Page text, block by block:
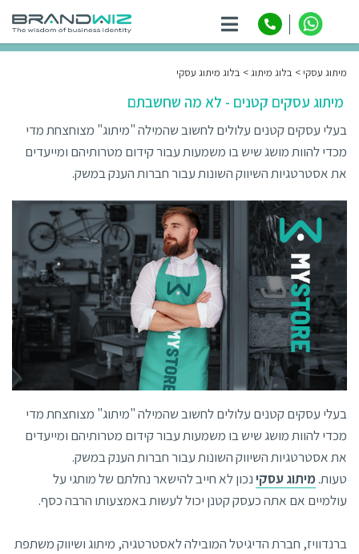
מיתוג עסקי בלוג מיתוג בלוג מיתוג עסקי
מיתוג עסקים קטנים - לא מה שחשבתם
בעלי עסקים קטנים עלולים לחשוב שהמילה "מיתוג" מצוחצחת מדי
מכדי להוות מושג שיש בו משמעות עבור קידום מטרותיהם ומייעדים
את אסטרטגיות השיווק השונות עבור חברות הענק במשק.
בעלי עסקים קטנים עלולים לחשוב שהמילה "מיתוג" מצוחצחת מדי
מכדי להוות מושג שיש בו משמעות עבור קידום מטרותיהם ומייעדים
את אסטרטגיות השיווק השונות עבור חברות הענק במשק.
טעות.מיתוג עסקינכון לא חייב להישאר נחלתם של מותגי על
עולמיים אם אתה כעסק קטנן יכול לעשות באמצעותו הרבה כסף.
ברנדוויז, חברת הדיגיטל המובילה לאסטרטגיה, מיתוג ושיווק משתפת